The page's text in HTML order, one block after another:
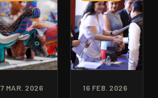
MAR. 2026 16 FEB. 2026